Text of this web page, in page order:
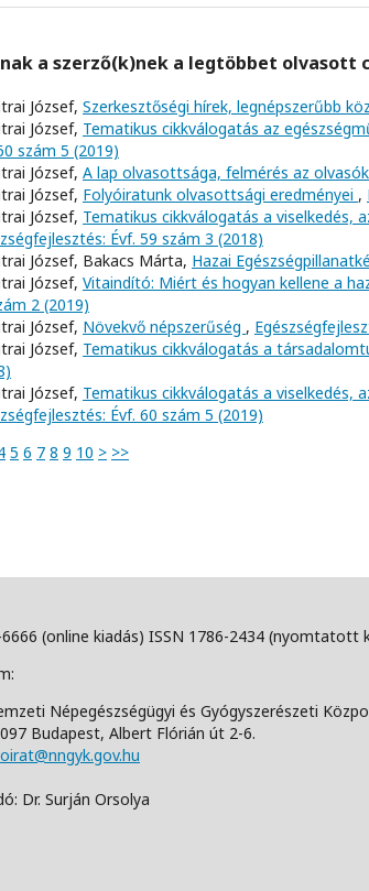
a szerző(k)nek a legtöbbet olvasott
József, Szerkesztőségi hírek, legnépszerűbb
József, Tematikus cikkválogatás az
szám 5 (2019)
József, A lap olvasottsága, felmérés az
József, Folyóiratunk olvasottsági eredményei ,
József, Tematikus cikkválogatás a viselkedés,
Évf. 59 szám 3 (2018)
József, Bakacs Márta, Hazai
József, Vitaindító: Miért és hogyan kellene a
2 (2019)
József, Növekvő népszerűség ,
József, Tematikus cikkválogatás a
József, Tematikus cikkválogatás a viselkedés,
Évf. 60 szám 5 (2019)
5 6 7 8 9 10 > >>
(online kiadás) ISSN 1786-2434 (nyomtatott
Népegészségügyi és Gyógyszerészeti
Budapest, Albert Flórián út 2-6.
Dr. Surján Orsolya